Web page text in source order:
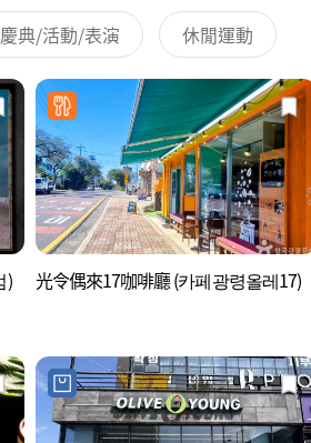
慶典/活動/表演 休閒運動
) 光令偶來17咖啡廳 (카페광령올레17)